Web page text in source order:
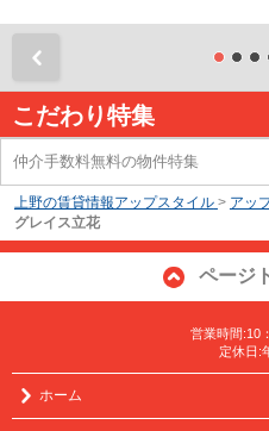
こだわり特集
仲介手数料無料の物件特集
上野の賃貸情報アップスタイル > アッ
グレイス立花
ページ
営業時間:10
定休日:
ホーム